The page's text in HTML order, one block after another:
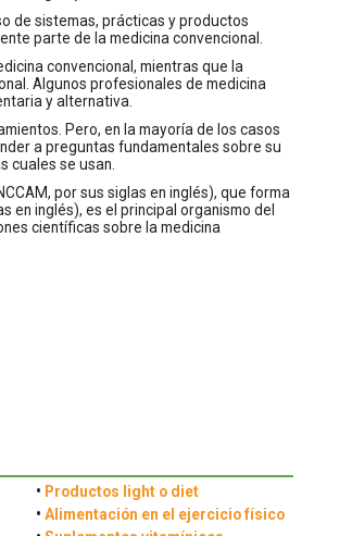
de sistemas, prácticas y productos
parte de la medicina convencional.
convencional, mientras que la
Algunos profesionales de medicina
y alternativa.
Pero, en la mayoría de los casos
a preguntas fundamentales sobre su
cuales se usan.
por sus siglas en inglés), que forma
en inglés), es el principal organismo del
científicas sobre la medicina
• Productos light o diet
• Alimentación en el ejercicio físico